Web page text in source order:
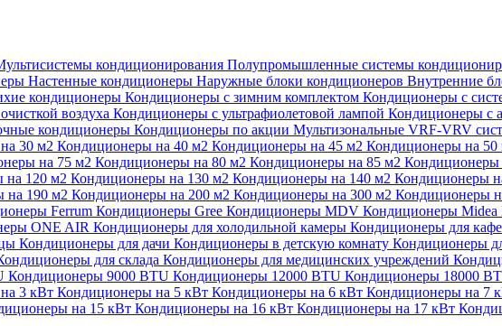
кондиционирования Полупромышленные системы
Настенные кондиционеры Наружные блоки кондиционеров Внутренние
кондиционеры Кондиционеры с зимним комплектом Кондиционеры с
воздуха Кондиционеры с ультрафиолетовой лампой Кондиционеры с
кондиционеры Кондиционеры по акции Мультизональные VRF-VRV
30 м2 Кондиционеры на 40 м2 Кондиционеры на 45 м2 Кондиционеры на 50
на 75 м2 Кондиционеры на 80 м2 Кондиционеры на 85 м2 Кондиционеры
на 120 м2 Кондиционеры на 130 м2 Кондиционеры на 140 м2 Кондиционеры
на 190 м2 Кондиционеры на 200 м2 Кондиционеры на 300 м2 Кондиционеры
Ferrum Кондиционеры Gree Кондиционеры MDV Кондиционеры Midea
ONE AIR Кондиционеры для холодильной камеры Кондиционеры для кафе
Кондиционеры для дачи Кондиционеры в детскую комнату Кондиционеры
для склада Кондиционеры для медицинских учреждений
Кондиционеры 9000 BTU Кондиционеры 12000 BTU Кондиционеры 18000
3 кВт Кондиционеры на 5 кВт Кондиционеры на 6 кВт Кондиционеры на 7
на 15 кВт Кондиционеры на 16 кВт Кондиционеры на 17 кВт